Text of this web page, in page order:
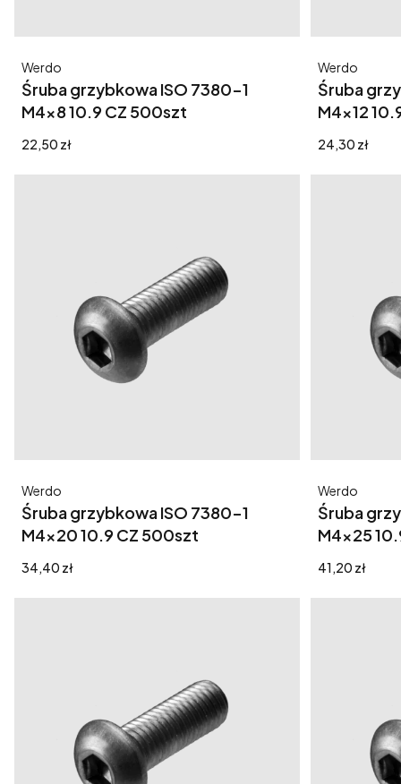
Śruba grzybkowa ISO 7380-1
M4x8 10.9 CZ 500szt
Producent
Werdo
Cena
22,50 zł
Śruba
M4x12
Producent
Werdo
Cena
24,30 zł
Śruba grzybkowa ISO 7380-1
M4x20 10.9 CZ 500szt
Producent
Werdo
Cena
34,40 zł
Śruba
M4x25
Producent
Werdo
Cena
41,20 zł